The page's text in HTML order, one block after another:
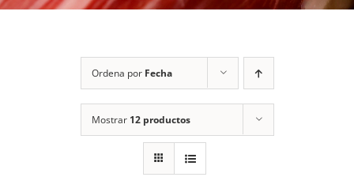
Ordena por Fecha
Mostrar 12 productos